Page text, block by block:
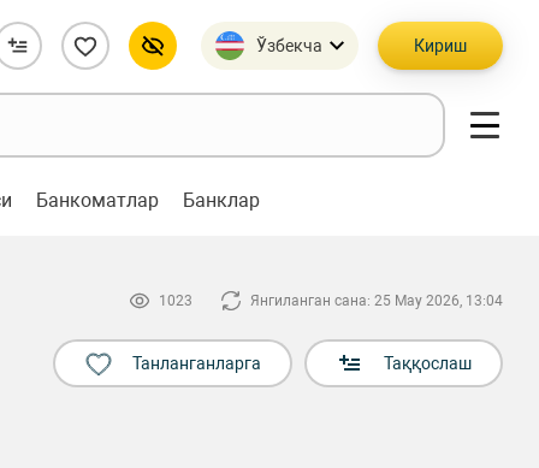
Ўзбекча Кириш
Банкоматлар Банклар
1023 Янгиланган сана: 25 May 2026, 13:04
Танланганларга Таққослаш